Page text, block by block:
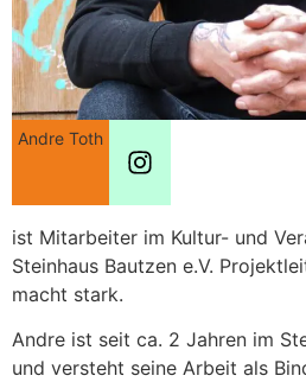
Andre Toth
ist Mitarbeiter im Kultur- und
Steinhaus Bautzen e.V.
macht stark.
Andre ist seit ca. 2 Jahren im
und versteht seine Arbeit als